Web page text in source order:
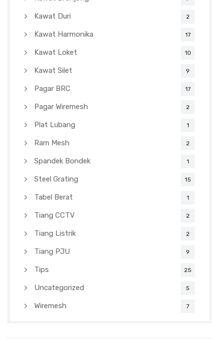
Kawat Duri 2
Kawat Harmonika 17
Kawat Loket 10
Kawat Silet 9
Pagar BRC 17
Pagar Wiremesh 2
Plat Lubang 1
Ram Mesh 2
Spandek Bondek 1
Steel Grating 15
Tabel Berat 1
Tiang CCTV 2
Tiang Listrik 2
Tiang PJU 9
Tips 25
Uncategorized 5
Wiremesh 7